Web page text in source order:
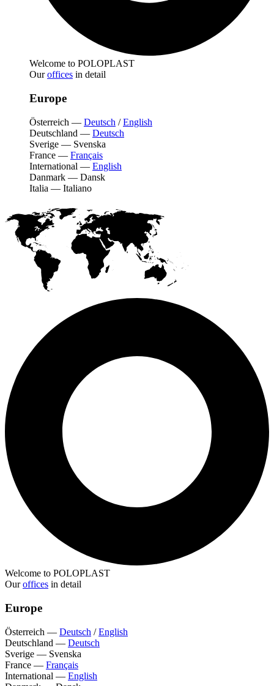
Welcome to POLOPLAST
Ouroffices in detail
Europe
Österreich — Deutsch /English
Deutschland — Deutsch
Sverige — Svenska
France — Français
International — English
Danmark — Dansk
Italia — Italiano
Welcome to POLOPLAST
Ouroffices in detail
Europe
Österreich — Deutsch /English
Deutschland — Deutsch
Sverige — Svenska
France — Français
International — English